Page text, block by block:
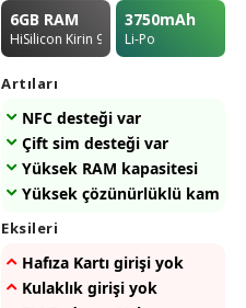
6GB RAM
HiSilicon Kirin 980
3750mAh
Li-Po
Artıları
NFC desteği var
Çift sim desteği var
Yüksek RAM kapasitesi
Yüksek çözünürlüklü
Eksileri
Hafıza Kartı girişi yok
Kulaklık girişi yok